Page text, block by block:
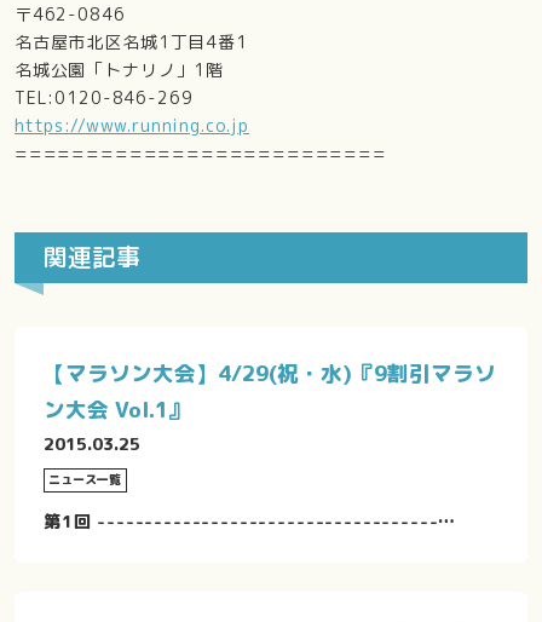
〒462-0846
名古屋市北区名城1丁目4番1
名城公園「トナリノ」1階
TEL:0120-846-269
https://www.running.co.jp
==========================
関連記事
【マラソン大会】4/29(祝・水)『9割引マラソ
ン大会 Vol.1』
2015.03.25
ニュース一覧
第1回 ------------------------------------…